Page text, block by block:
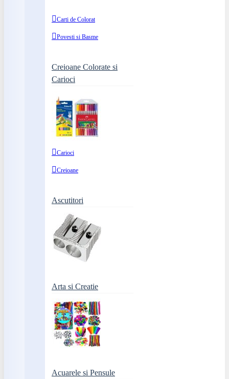
Carti de Colorat
Povesti si Basme
Creioane Colorate si
Carioci
Carioci
Creioane
Ascutitori
Arta si Creatie
Acuarele si Pensule